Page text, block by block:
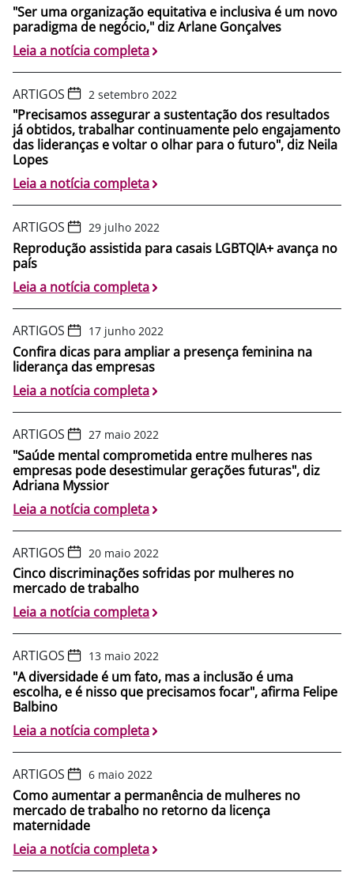
"Ser uma organização equitativa e inclusiva é um novo
paradigma de negócio," diz Arlane Gonçalves
Leia a notícia completa
ARTIGOS 2 setembro 2022
"Precisamos assegurar a sustentação dos resultados
já obtidos, trabalhar continuamente pelo engajamento
das lideranças e voltar o olhar para o futuro", diz Neila
Lopes
Leia a notícia completa
ARTIGOS 29 julho 2022
Reprodução assistida para casais LGBTQIA+ avança no
país
Leia a notícia completa
ARTIGOS 17 junho 2022
Confira dicas para ampliar a presença feminina na
liderança das empresas
Leia a notícia completa
ARTIGOS 27 maio 2022
"Saúde mental comprometida entre mulheres nas
empresas pode desestimular gerações futuras", diz
Adriana Myssior
Leia a notícia completa
ARTIGOS 20 maio 2022
Cinco discriminações sofridas por mulheres no
mercado de trabalho
Leia a notícia completa
ARTIGOS 13 maio 2022
"A diversidade é um fato, mas a inclusão é uma
escolha, e é nisso que precisamos focar", afirma Felipe
Balbino
Leia a notícia completa
ARTIGOS 6 maio 2022
Como aumentar a permanência de mulheres no
mercado de trabalho no retorno da licença
maternidade
Leia a notícia completa